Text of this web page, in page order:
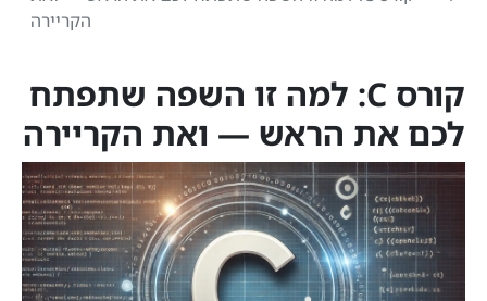
הקריירה
קורס C: למה זו השפה שתפתח
לכם את הראש — ואת הקריירה